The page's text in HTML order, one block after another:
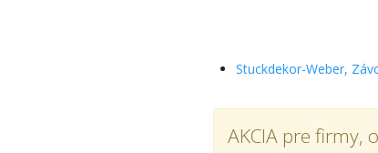
Stuckdekor-Weber,
AKCIA pre firmy,